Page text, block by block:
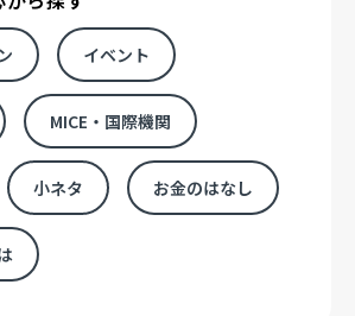
イベント
MICE・国際機関
小ネタ お金のはなし